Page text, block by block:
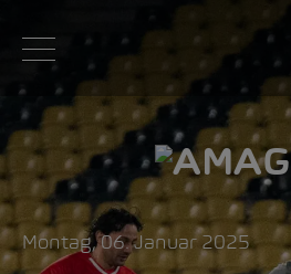
Montag, 06. Januar 2025